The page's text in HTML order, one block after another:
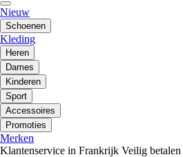
Nieuw
Schoenen
Kleding
Heren
Dames
Kinderen
Sport
Accessoires
Promoties
Merken
Klantenservice in Frankrijk Veilig betalen